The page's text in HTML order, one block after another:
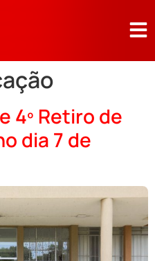
4º Retiro de
dia 7 de